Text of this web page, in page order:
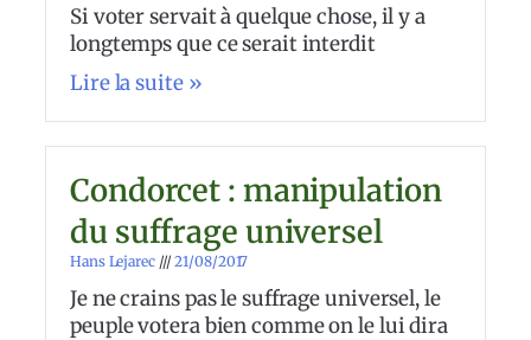
Si voter servait à quelque chose, il y a
longtemps que ce serait interdit
Lire la suite »
Condorcet : manipulation
du suffrage universel
Hans Lejarec 21/08/2017
Je ne crains pas le suffrage universel, le
peuple votera bien comme on le lui dira